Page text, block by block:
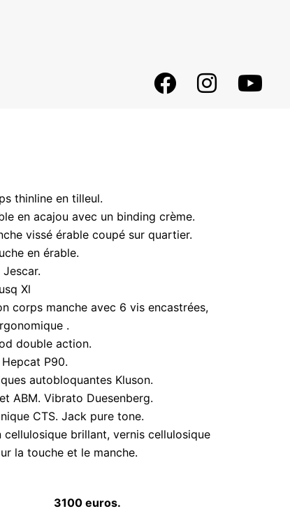
FacebookInstagramYoutube
thinline en tilleul.
en acajou avec un binding crème.
vissé érable coupé sur quartier.
en érable.
Xl
corps manche avec 6 vis encastrées,
.
double action.
P90.
autobloquantes Kluson.
ABM. Vibrato Duesenberg.
CTS. Jack pure tone.
cellulosique brillant, vernis cellulosique
la touche et le manche.
3100 euros.